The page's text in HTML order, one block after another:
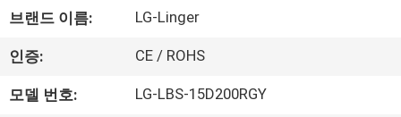
우
리
브랜드 이름: LG-Linger
인증: CE / ROHS
모델 번호: LG-LBS-15D200RGY